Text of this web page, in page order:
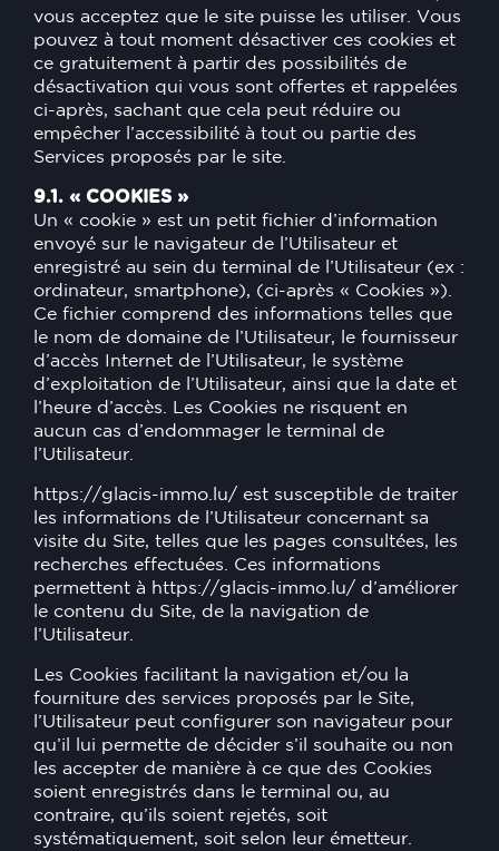
vous acceptez que le site puisse les utiliser. Vous
pouvez à tout moment désactiver ces cookies et
ce gratuitement à partir des possibilités de
désactivation qui vous sont offertes et rappelées
ci-après, sachant que cela peut réduire ou
empêcher l’accessibilité à tout ou partie des
Services proposés par le site.
9.1. « COOKIES »
Un « cookie » est un petit fichier d’information
envoyé sur le navigateur de l’Utilisateur et
enregistré au sein du terminal de l’Utilisateur (ex :
ordinateur, smartphone), (ci-après « Cookies »).
Ce fichier comprend des informations telles que
le nom de domaine de l’Utilisateur, le fournisseur
d’accès Internet de l’Utilisateur, le système
d’exploitation de l’Utilisateur, ainsi que la date et
l’heure d’accès. Les Cookies ne risquent en
aucun cas d’endommager le terminal de
l’Utilisateur.
https://glacis-immo.lu/ est susceptible de traiter
les informations de l’Utilisateur concernant sa
visite du Site, telles que les pages consultées, les
recherches effectuées. Ces informations
permettent à https://glacis-immo.lu/ d’améliorer
le contenu du Site, de la navigation de
l’Utilisateur.
Les Cookies facilitant la navigation et/ou la
fourniture des services proposés par le Site,
l’Utilisateur peut configurer son navigateur pour
qu’il lui permette de décider s’il souhaite ou non
les accepter de manière à ce que des Cookies
soient enregistrés dans le terminal ou, au
contraire, qu’ils soient rejetés, soit
systématiquement, soit selon leur émetteur.